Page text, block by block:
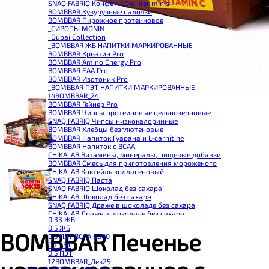
SNAQ FABRIQ Конфеты Qwikler minis
BOMBBAR Кукурузные палочки
BOMBBAR Пирожное протеиновое
_CИРОПЫ MONIN
_Dubai Collection
_BOMBBAR ЖБ НАПИТКИ МАРКИРОВАННЫЕ
BOMBBAR Креатин Pro
BOMBBAR Amino Energy Pro
BOMBBAR EAA Pro
BOMBBAR Изотоник Pro
_BOMBBAR ПЭТ НАПИТКИ МАРКИРОВАННЫЕ
14BOMBBAR_24
BOMBBAR Гейнер Pro
BOMBBAR Чипсы протеиновые цельнозерновые
SNAQ FABRIQ Чипсы низкокалорийные
BOMBBAR Хлебцы безглютеновые
BOMBBAR Напиток Гуарана и L-carnitine
BOMBBAR Напиток с BCAA
CHIKALAB Витамины, минералы, пищевые добавки
BOMBBAR Смесь для приготовления мороженого
CHIKALAB Коктейль коллагеновый
SNAQ FABRIQ Паста
SNAQ FABRIQ Шоколад без сахара
CHIKALAB Шоколад без сахара
SNAQ FABRIQ Драже в шоколаде без сахара
CHIKALAB Драже в шоколаде без сахара
BOMBBAR Каша овсяная с белком
BOMBBAR Джем низкокалорийный
BOMBBAR Сахарозаменитель
BOMBBAR Паста
CHIKALAB Паста
CHIKALAB Смеси для выпечки
0.33 ЖБ
0.5 ЖБ
0.5 ПЭТ ВСАА 6000
0.1 ПЭТ
0.5 ПЭТ
12BOMBBAR_Дек25
BOMBBAR Печенье